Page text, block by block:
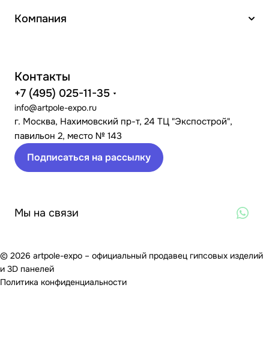
Компания
Контакты
+7 (495) 025-11-35
info@artpole-expo.ru
г. Москва, Нахимовский пр-т, 24 ТЦ "Экспострой",
павильон 2, место № 143
Подписаться на рассылку
Мы на связи
© 2026 artpole-expo – официальный продавец гипсовых изделий
и 3D панелей
Политика конфиденциальности